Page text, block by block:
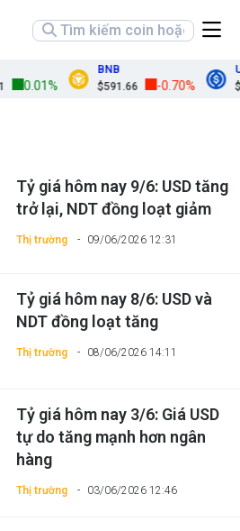
0.01%
BNB
$591.66
-0.70%
Thị trường 09/06/2026 12:31
Tỷ giá hôm nay 9/6: USD tăng
trở lại, NDT đồng loạt giảm
Thị trường 08/06/2026 14:11
Tỷ giá hôm nay 8/6: USD và
NDT đồng loạt tăng
Thị trường 03/06/2026 12:46
Tỷ giá hôm nay 3/6: Giá USD
tự do tăng mạnh hơn ngân
hàng